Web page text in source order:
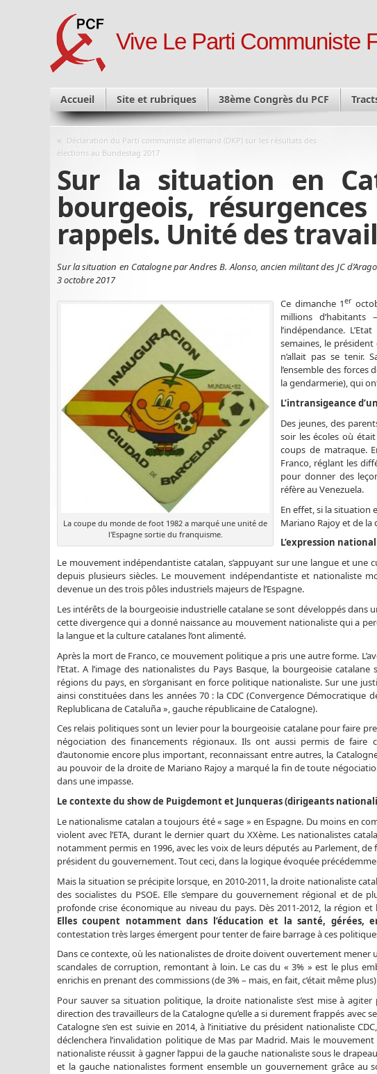
Vive Le Parti Communiste
Accueil Site et rubriques 38ème Congrès du PCF
« Déclaration du Parti communiste allemand (DKP) sur les résultats des
élections au Bundestag 2017
Sur la situation en
bourgeois,
rappels. Unité des
Sur la situation en Catalogne par Andres B. Alonso, ancien militant des JC
3 octobre 2017
La coupe du monde de foot 1982 a marqué une unité de
l'Espagne sortie du franquisme.
Ce dimanche 1er
millions
l’indépendance.
semaines, le
n’allait pas se tenir.
l’ensemble des
la gendarmerie), qui
L’intransigeance
Des jeunes, des
soir les écoles où
coups de matraque.
Franco, réglant les
pour donner des
réfère au Venezuela.
En effet, si la situation
Mariano Rajoy et de
L’expression
Le mouvement indépendantiste catalan, s’appuyant sur une langue et une
depuis plusieurs siècles. Le mouvement indépendantiste et nationaliste
devenue un des trois pôles industriels majeurs de l’Espagne.
Les intérêts de la bourgeoisie industrielle catalane se sont développés dans
cette divergence qui a donné naissance au mouvement nationaliste qui a
la langue et la culture catalanes l’ont alimenté.
Après la mort de Franco, ce mouvement politique a pris une autre forme.
l’Etat. A l’image des nationalistes du Pays Basque, la bourgeoisie
régions du pays, en s’organisant en force politique nationaliste. Sur une
ainsi constituées dans les années 70 : la CDC (Convergence Démocratique
Replublicana de Cataluña », gauche républicaine de Catalogne).
Ces relais politiques sont un levier pour la bourgeoisie catalane pour faire
négociation des financements régionaux. Ils ont aussi permis de
d’autonomie encore plus important, reconnaissant entre autres, la
au pouvoir de la droite de Mariano Rajoy a marqué la fin de toute
dans une impasse.
Le contexte du show de Puigdemont et Junqueras (dirigeants
Le nationalisme catalan a toujours été « sage » en Espagne. Du moins en
violent avec l’ETA, durant le dernier quart du XXème. Les nationalistes
notamment permis en 1996, avec les voix de leurs députés au Parlement, de
président du gouvernement. Tout ceci, dans la logique évoquée
Mais la situation se précipite lorsque, en 2010-2011, la droite nationaliste
des socialistes du PSOE. Elle s’empare du gouvernement régional et de
profonde crise économique au niveau du pays. Dès 2011-2012, la région
Elles coupent notamment dans l’éducation et la santé, gérées,
contestation très larges émergent pour tenter de faire barrage à ces
Dans ce contexte, où les nationalistes de droite doivent ouvertement mener
scandales de corruption, remontant à loin. Le cas du « 3% » est le plus
enrichis en prenant des commissions (de 3% – mais, en fait, c’était même
Pour sauver sa situation politique, la droite nationaliste s’est mise à
direction des travailleurs de la Catalogne qu’elle a si durement frappés
Catalogne s’en est suivie en 2014, à l’initiative du président nationaliste
déclenchera l’invalidation politique de Mas par Madrid. Mais le
nationaliste réussit à gagner l’appui de la gauche nationaliste sous le
et la gauche nationalistes forment ensemble un gouvernement grâce au